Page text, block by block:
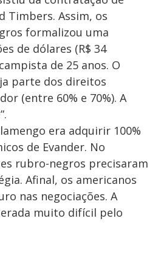
Timbers. Assim, os
formalizou uma
de dólares (R$ 34
de 25 anos. O
parte dos direitos
(entre 60% e 70%). A
era adquirir 100%
de Evander. No
rubro-negros precisaram
Afinal, os americanos
nas negociações. A
muito difícil pelo